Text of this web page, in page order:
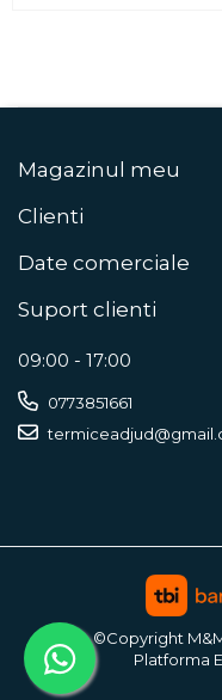
Magazinul meu
Clienti
Date comerciale
Suport clienti
09:00 - 17:00
0773851661
©Copyright
Platforma